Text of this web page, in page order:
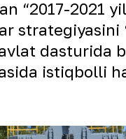
“2017-2021
strategiyasini
dasturida
istiqbolli